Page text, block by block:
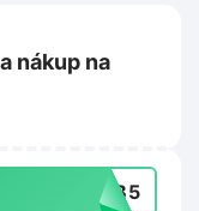
nákup na
TYB5